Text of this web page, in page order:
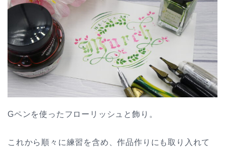
Gペンを使ったフローリッシュと飾り。
これから順々に練習を含め、作品作りにも取り入れて